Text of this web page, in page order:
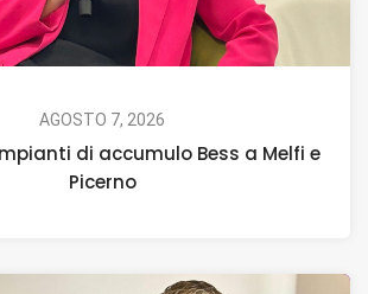
AGOSTO 7, 2026
di accumulo Bess a Melfi e
Picerno